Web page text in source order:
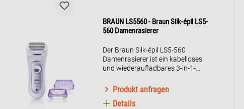
BRAUN LS5560 - Braun Silk-épil LS5-
560 Damenrasierer
Der Braun Silk-épil LS5-560
Damenrasierer ist ein kabelloses
und wiederaufladbares 3-in-1-
die Bikinizone rasiert, trimmt und
peelt. Der Exfoliationsaufsatz des
Damenrasierers peelt sanft
Produkt anfragen
Details